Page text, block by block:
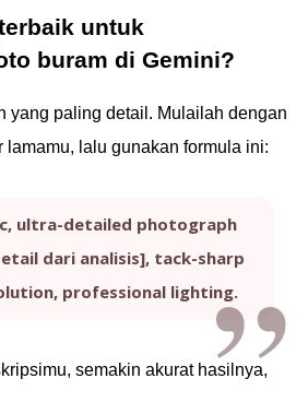
untuk
buram di Gemini?
yang paling detail. Mulailah dengan
lamamu, lalu gunakan formula ini:
ultra-detailed photograph
dari analisis], tack-sharp
professional lighting.
semakin akurat hasilnya,